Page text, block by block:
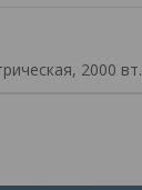
2000